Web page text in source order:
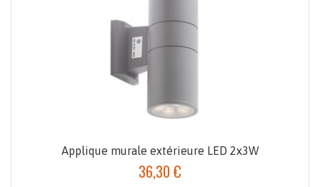
Applique murale extérieure LED 2x3W
36,30 €